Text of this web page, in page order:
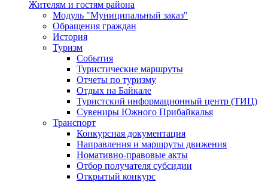
Жителям и гостям района
Модуль "Муниципальный заказ"
Обращения граждан
История
Туризм
События
Туристические маршруты
Отчеты по туризму
Отдых на Байкале
Туристский информационный центр (ТИЦ)
Сувениры Южного Прибайкалья
Транспорт
Конкурсная документация
Направления и маршруты движения
Номативно-правовые акты
Отбор получателя субсидии
Открытый конкурс